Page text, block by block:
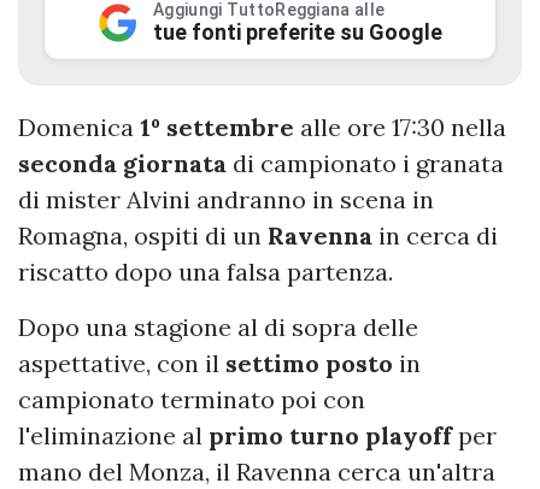
Aggiungi TuttoReggiana alle
tue fonti preferite su Google
Domenica 1º settembre alle ore 17:30 nella
seconda giornata di campionato i granata
di mister Alvini andranno in scena in
Romagna, ospiti di un Ravenna in cerca di
riscatto dopo una falsa partenza.
Dopo una stagione al di sopra delle
aspettative, con il settimo posto in
campionato terminato poi con
l'eliminazione al primo turno playoffper
mano del Monza, il Ravenna cerca un'altra